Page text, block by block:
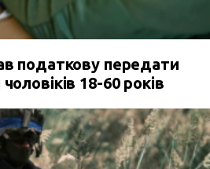
податкову передати
18-60 років